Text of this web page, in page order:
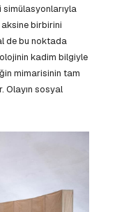
aksine birbirini
de bu noktada
kadim bilgiyle
mimarisinin tam
Olayın sosyal